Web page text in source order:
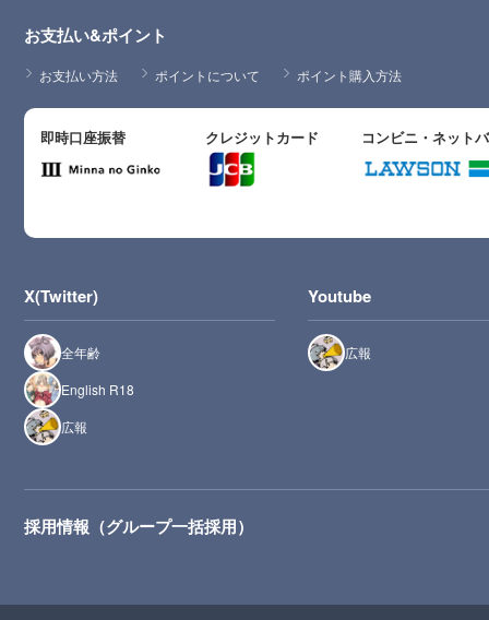
お支払い&ポイント
お支払い方法 ポイントについて ポイント購入方法
即時口座振替 クレジットカード コンビニ・ネット
X(Twitter)
全年齢
English R18
広報
Youtube
広報
採用情報（グループ一括採用）